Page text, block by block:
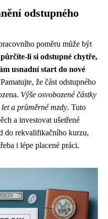
odstupného
poměru může být
li si odstupné chytře,
usnadní start do nové
že část odstupného
Výše osvobozené částky
a průměrné mzdy. Tuto
a investovat ušetřené
do rekvalifikačního kurzu,
i lépe placené práci.